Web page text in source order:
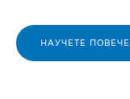
НАУЧЕТЕ ПОВЕЧЕ